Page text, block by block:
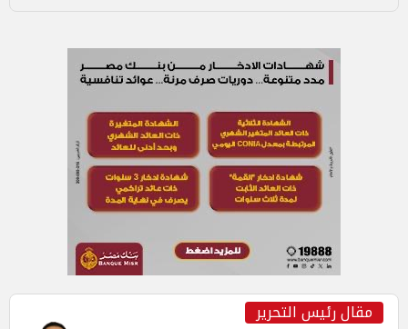
مقال رئيس التحرير